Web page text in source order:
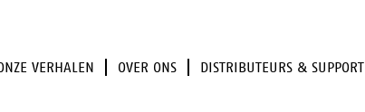
VERHALEN OVER ONS DISTRIBUTEURS & SUPPORT